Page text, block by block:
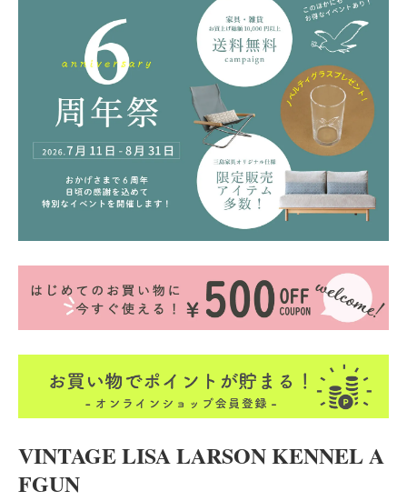
VINTAGE LISA LARSON KENNEL A
FGUN